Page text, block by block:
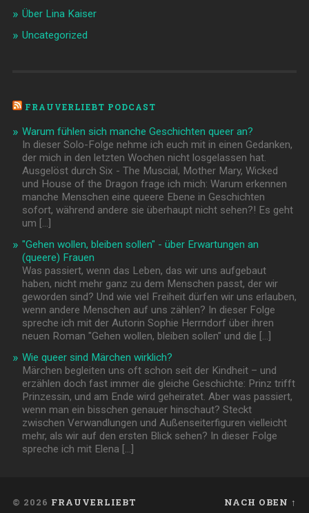
Über Lina Kaiser
Uncategorized
FRAUVERLIEBT PODCAST
Warum fühlen sich manche Geschichten queer an?
In dieser Solo-Folge nehme ich euch mit in einen Gedanken,
der mich in den letzten Wochen nicht losgelassen hat.
Ausgelöst durch Six - The Muscial, Mother Mary, Wicked
und House of the Dragon frage ich mich: Warum erkennen
manche Menschen eine queere Ebene in Geschichten
sofort, während andere sie überhaupt nicht sehen?! Es geht
um […]
"Gehen wollen, bleiben sollen" - über Erwartungen an
(queere) Frauen
Was passiert, wenn das Leben, das wir uns aufgebaut
haben, nicht mehr ganz zu dem Menschen passt, der wir
geworden sind? Und wie viel Freiheit dürfen wir uns erlauben,
wenn andere Menschen auf uns zählen? In dieser Folge
spreche ich mit der Autorin Sophie Herrndorf über ihren
neuen Roman "Gehen wollen, bleiben sollen" und die […]
Wie queer sind Märchen wirklich?
Märchen begleiten uns oft schon seit der Kindheit – und
erzählen doch fast immer die gleiche Geschichte: Prinz trifft
Prinzessin, und am Ende wird geheiratet. Aber was passiert,
wenn man ein bisschen genauer hinschaut? Steckt
zwischen Verwandlungen und Außenseiterfiguren vielleicht
mehr, als wir auf den ersten Blick sehen? In dieser Folge
spreche ich mit Elena […]
© 2026 FRAUVERLIEBT NACH OBEN ↑